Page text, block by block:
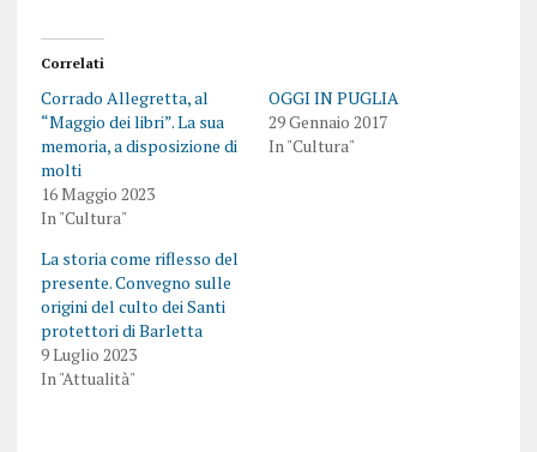
Correlati
Corrado Allegretta, al
“Maggio dei libri”. La sua
memoria, a disposizione di
molti
16 Maggio 2023
In "Cultura"
OGGI IN PUGLIA
29 Gennaio 2017
In "Cultura"
La storia come riflesso del
presente. Convegno sulle
origini del culto dei Santi
protettori di Barletta
9 Luglio 2023
In "Attualità"